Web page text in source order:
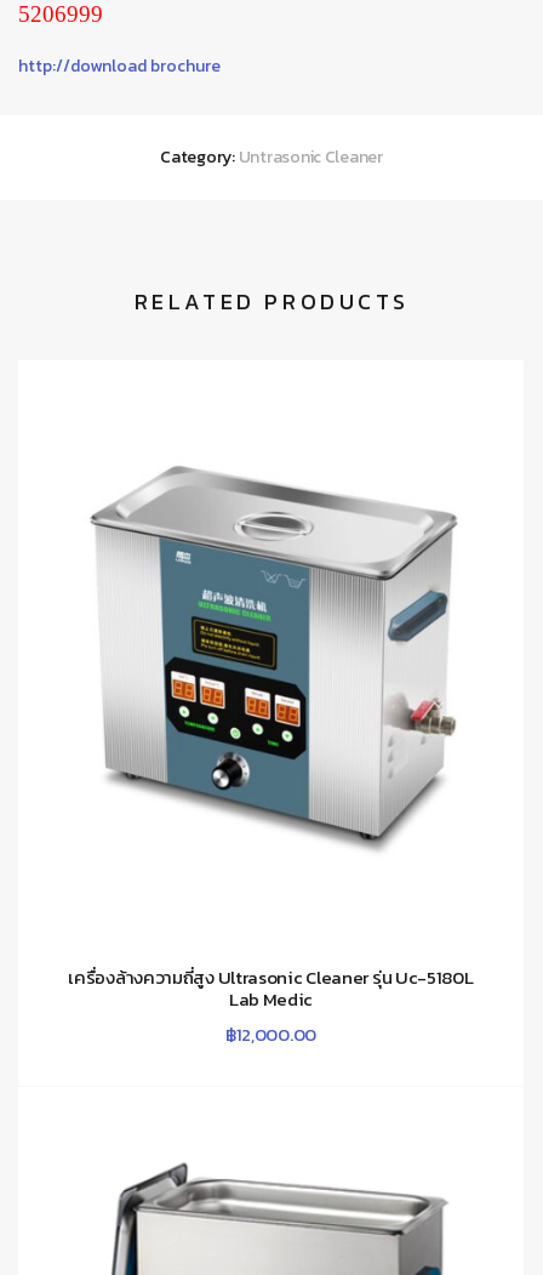
5206999
http://download brochure
Category: Untrasonic Cleaner
RELATED PRODUCTS
เครื่องล้างความถี่สูง Ultrasonic Cleaner รุ่น Uc-5180L
Lab Medic
฿12,000.00